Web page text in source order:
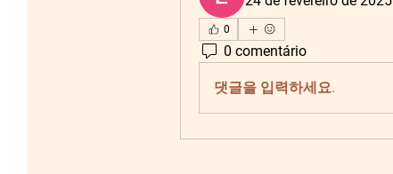
0
0 comentário
댓글을 입력하세요.